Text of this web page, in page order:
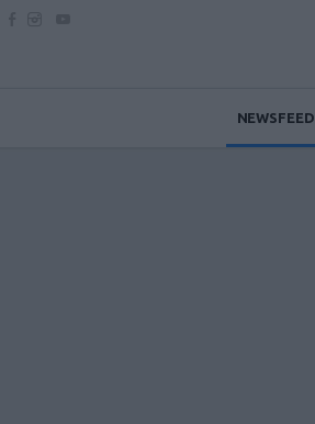
NEWSFEED